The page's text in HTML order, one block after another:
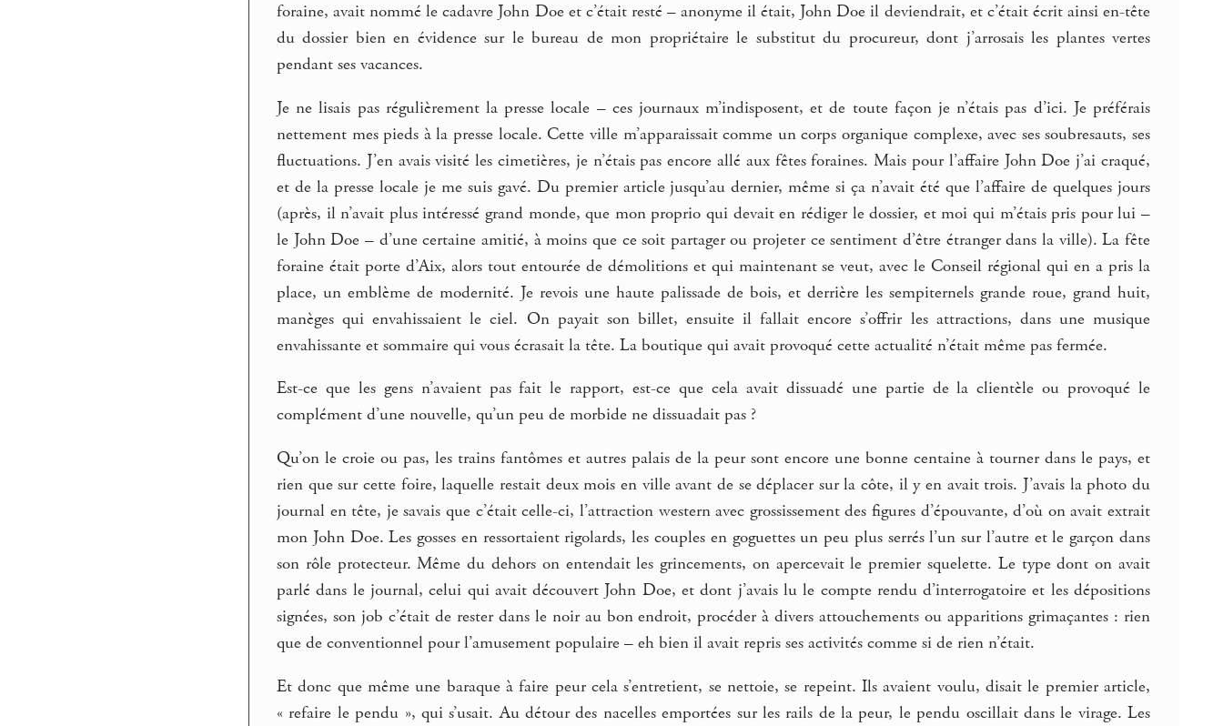
foraine, avait nommé le cadavre John Doe et c’était resté – anonyme il était, John Doe il deviendrait, et c’était écrit ainsi en-tête
du dossier bien en évidence sur le bureau de mon propriétaire le substitut du procureur, dont j’arrosais les plantes vertes
pendant ses vacances.
Je ne lisais pas régulièrement la presse locale – ces journaux m’indisposent, et de toute façon je n’étais pas d’ici. Je préférais
nettement mes pieds à la presse locale. Cette ville m’apparaissait comme un corps organique complexe, avec ses soubresauts, ses
fluctuations. J’en avais visité les cimetières, je n’étais pas encore allé aux fêtes foraines. Mais pour l’affaire John Doe j’ai craqué,
et de la presse locale je me suis gavé. Du premier article jusqu’au dernier, même si ça n’avait été que l’affaire de quelques jours
(après, il n’avait plus intéressé grand monde, que mon proprio qui devait en rédiger le dossier, et moi qui m’étais pris pour lui –
le John Doe – d’une certaine amitié, à moins que ce soit partager ou projeter ce sentiment d’être étranger dans la ville). La fête
foraine était porte d’Aix, alors tout entourée de démolitions et qui maintenant se veut, avec le Conseil régional qui en a pris la
place, un emblème de modernité. Je revois une haute palissade de bois, et derrière les sempiternels grande roue, grand huit,
manèges qui envahissaient le ciel. On payait son billet, ensuite il fallait encore s’offrir les attractions, dans une musique
envahissante et sommaire qui vous écrasait la tête. La boutique qui avait provoqué cette actualité n’était même pas fermée.
Est-ce que les gens n’avaient pas fait le rapport, est-ce que cela avait dissuadé une partie de la clientèle ou provoqué le
complément d’une nouvelle, qu’un peu de morbide ne dissuadait pas ?
Qu’on le croie ou pas, les trains fantômes et autres palais de la peur sont encore une bonne centaine à tourner dans le pays, et
rien que sur cette foire, laquelle restait deux mois en ville avant de se déplacer sur la côte, il y en avait trois. J’avais la photo du
journal en tête, je savais que c’était celle-ci, l’attraction western avec grossissement des figures d’épouvante, d’où on avait extrait
mon John Doe. Les gosses en ressortaient rigolards, les couples en goguettes un peu plus serrés l’un sur l’autre et le garçon dans
son rôle protecteur. Même du dehors on entendait les grincements, on apercevait le premier squelette. Le type dont on avait
parlé dans le journal, celui qui avait découvert John Doe, et dont j’avais lu le compte rendu d’interrogatoire et les dépositions
signées, son job c’était de rester dans le noir au bon endroit, procéder à divers attouchements ou apparitions grimaçantes : rien
que de conventionnel pour l’amusement populaire – eh bien il avait repris ses activités comme si de rien n’était.
Et donc que même une baraque à faire peur cela s’entretient, se nettoie, se repeint. Ils avaient voulu, disait le premier article,
« refaire le pendu », qui s’usait. Au détour des nacelles emportées sur les rails de la peur, le pendu oscillait dans le virage. Les